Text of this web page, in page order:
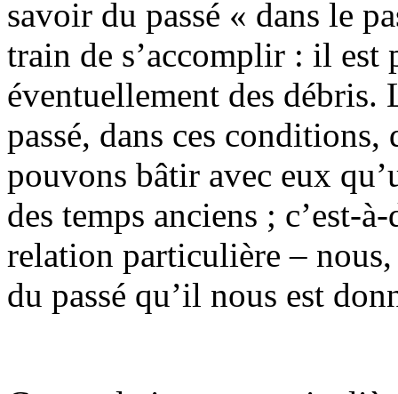
savoir du passé « dans le
train de s’accomplir : il est
éventuellement des débris.
passé, dans ces
pouvons bâtir avec eux
des temps anciens ; c’est-
relation particulière –
du passé qu’il nous est